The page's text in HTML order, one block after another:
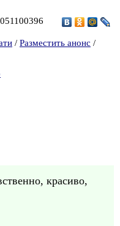
/ Разместить анонс /
красиво,